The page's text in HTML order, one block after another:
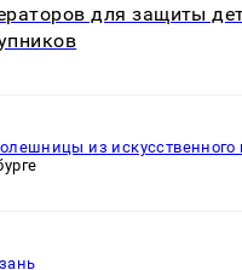
для защиты
из искусственного